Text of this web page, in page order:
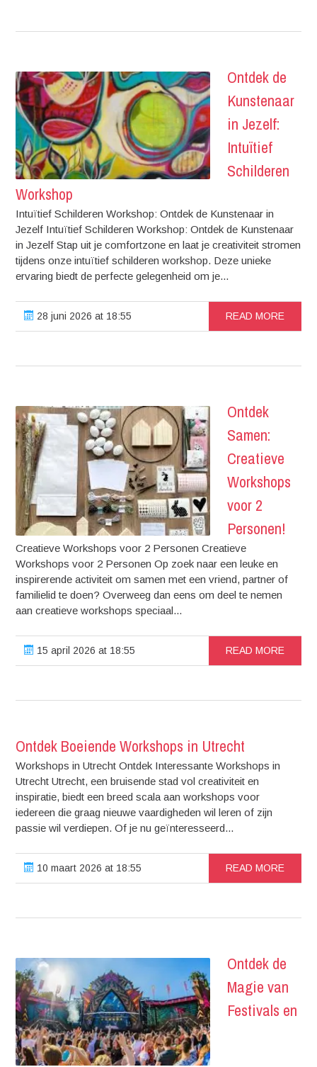
Ontdek de
Kunstenaar
in Jezelf:
Intuïtief
Schilderen
Workshop
Intuïtief Schilderen Workshop: Ontdek de Kunstenaar in
Jezelf Intuïtief Schilderen Workshop: Ontdek de Kunstenaar
in Jezelf Stap uit je comfortzone en laat je creativiteit stromen
tijdens onze intuïtief schilderen workshop. Deze unieke
ervaring biedt de perfecte gelegenheid om je...
28 juni 2026 at 18:55 READ MORE
Ontdek
Samen:
Creatieve
Workshops
voor 2
Personen!
Creatieve Workshops voor 2 Personen Creatieve
Workshops voor 2 Personen Op zoek naar een leuke en
inspirerende activiteit om samen met een vriend, partner of
familielid te doen? Overweeg dan eens om deel te nemen
aan creatieve workshops speciaal...
15 april 2026 at 18:55 READ MORE
Ontdek Boeiende Workshops in Utrecht
Workshops in Utrecht Ontdek Interessante Workshops in
Utrecht Utrecht, een bruisende stad vol creativiteit en
inspiratie, biedt een breed scala aan workshops voor
iedereen die graag nieuwe vaardigheden wil leren of zijn
passie wil verdiepen. Of je nu geïnteresseerd...
10 maart 2026 at 18:55 READ MORE
Ontdek de
Magie van
Festivals en